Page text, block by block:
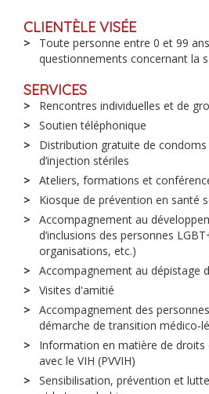
CLIENTÈLE VISÉE
Toute personne entre 0 et 99
questionnements concernant la
SERVICES
Rencontres individuelles et de
Soutien téléphonique
Distribution gratuite de
d’injection stériles
Ateliers, formations et
Kiosque de prévention en santé
Accompagnement au
d’inclusions des personnes
organisations, etc.)
Accompagnement au dépistage
Visites d'amitié
Accompagnement des
démarche de transition médico-
Information en matière de droits
avec le VIH (PVVIH)
Sensibilisation, prévention et